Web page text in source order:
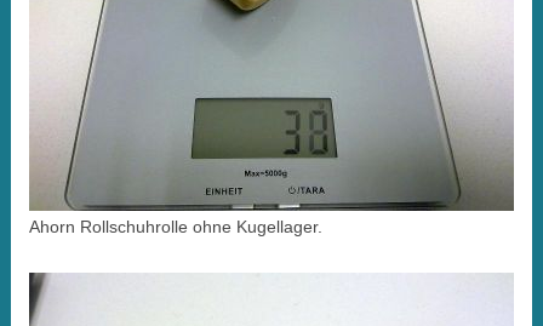
Ahorn Rollschuhrolle ohne Kugellager.